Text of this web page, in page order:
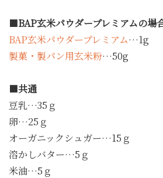
■BAP玄米パウダープレミアムの場
BAP玄米パウダープレミアム…1g
製菓・製パン用玄米粉…50g
■共通
豆乳…35ｇ
卵…25ｇ
オーガニックシュガー…15ｇ
溶かしバター…5ｇ
米油…5ｇ